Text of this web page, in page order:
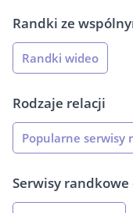
Randki ze
Randki wideo
Rodzaje relacji
Popularne serwisy
Serwisy randkowe